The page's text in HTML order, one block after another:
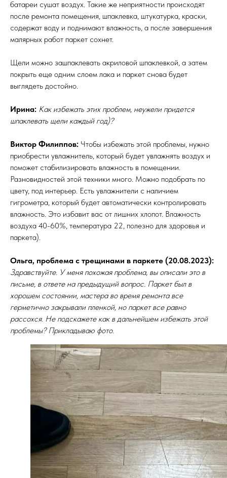
батареи сушат воздух. Такие же неприятности происходят
после ремонта помещения, шпаклевка, штукатурка, краски,
содержат воду и поднимают влажность, а после завершения
малярных работ паркет сохнет.
Щели можно зашпаклевать акриловой шпаклевкой, а затем
покрыть еще одним слоем лака и паркет снова будет
выглядеть достойно.
Ирина: Как избежать этих проблем, неужели придется
шпаклевать щели каждый год)?
Виктор Филиппов: Чтобы избежать этой проблемы, нужно
приобрести увлажнитель, который будет увлажнять воздух и
поможет стабилизировать влажность в помещении.
Разновидностей этой техники много. Можно подобрать по
цвету, под интерьер. Есть увлажнители с наличием
гигрометра, который будет автоматически контролировать
влажность. Это избавит вас от лишних хлопот. Влажность
воздуха 40-60%, температура 22, полезно для здоровья и
паркета).
Ольга, проблема с трещинами в паркете (20.08.2023):
Здравствуйте. У меня похожая проблема, вы описали это в
письме, в ответе на предыдущий вопрос. Паркет был в
хорошем состоянии, мастера во время ремонта все
герметично закрывали пленкой, но паркет все равно
рассохся. Не подскажете как в дальнейшем избежать этой
проблемы? Прикладываю фото.